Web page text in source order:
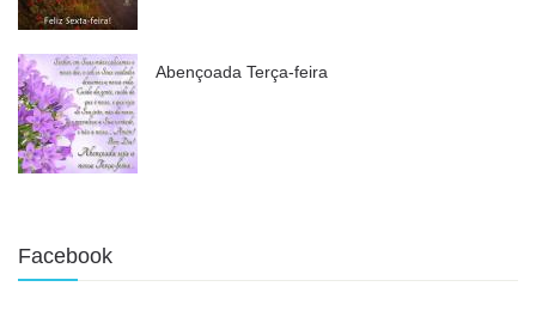
Abençoada Terça-feira
Facebook